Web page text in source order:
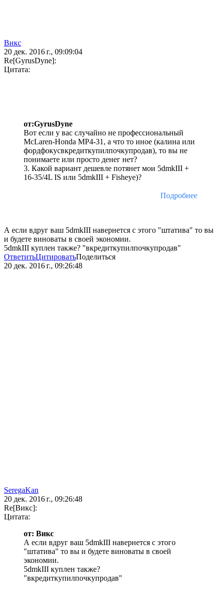
Викс
20 дек. 2016 г., 09:09:04
Re[GyrusDyne]:
Цитата:
от:GyrusDyne
Вот если у вас случайно не профессиональный
McLaren-Honda MP4-31, а что то иное (калина или
фордфокусвкредиткупилпочкупродав), то вы не
понимаете или просто денег нет?
3. Какой вариант дешевле потянет мои 5dmkIII +
16-35/4L IS или 5dmkIII + Fisheye)?
Подробнее
А если вдруг ваш 5dmkIII навернется с этого "штатива" то вы
и будете виноваты в своей экономии.
5dmkIII куплен также? "вкредиткупилпочкупродав"
ОтветитьЦитироватьПоделиться
20 дек. 2016 г., 09:26:48
SeregaKan
20 дек. 2016 г., 09:26:48
Re[Викс]:
Цитата:
от: Викс
А если вдруг ваш 5dmkIII навернется с этого
"штатива" то вы и будете виноваты в своей
экономии.
5dmkIII куплен также?
"вкредиткупилпочкупродав"